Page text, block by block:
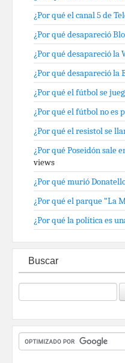
¿Por qué el canal 5 de
¿Por qué desapareció
¿Por qué desapareció la
¿Por qué desapareció la
¿Por qué el fútbol se
¿Por qué el fútbol no es
¿Por qué el resistol se
¿Por qué Poseidón sale
views
¿Por qué murió
¿Por qué el parque “La
¿Por qué la política es
Buscar